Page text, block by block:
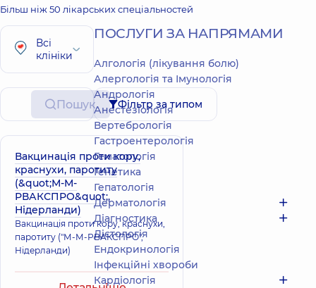
Більш ніж 50 лікарських спеціальностей
Всі
клініки
Пошук Фільтр за типом
Вакцинація проти кору,
краснухи, паротиту
(&quot;М-М-
РВАКСПРО&quot;,
Нідерланди)
Вакцинація проти кору, краснухи,
паротиту ("М-М-РВАКСПРО",
Нідерланди)
ПОСЛУГИ ЗА НАПРЯМАМИ
Алгологія (лікування болю)
Алергологія та Імунологія
Андрологія
Анестезіологія
Вертебрологія
Гастроентерологія
Гематологія
Генетика
Гепатологія
Дерматологія
Діагностика
Дієтологія
Ендокринологія
Інфекційні хвороби
Кардіологія